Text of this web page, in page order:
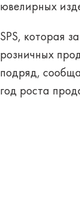
ювелирных
SPS, которая
розничных
подряд,
год роста